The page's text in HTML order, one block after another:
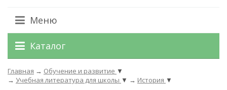
Меню
Каталог
Главная → Обучение и развитие ▼
→ Учебная литература для школы ▼ → История ▼